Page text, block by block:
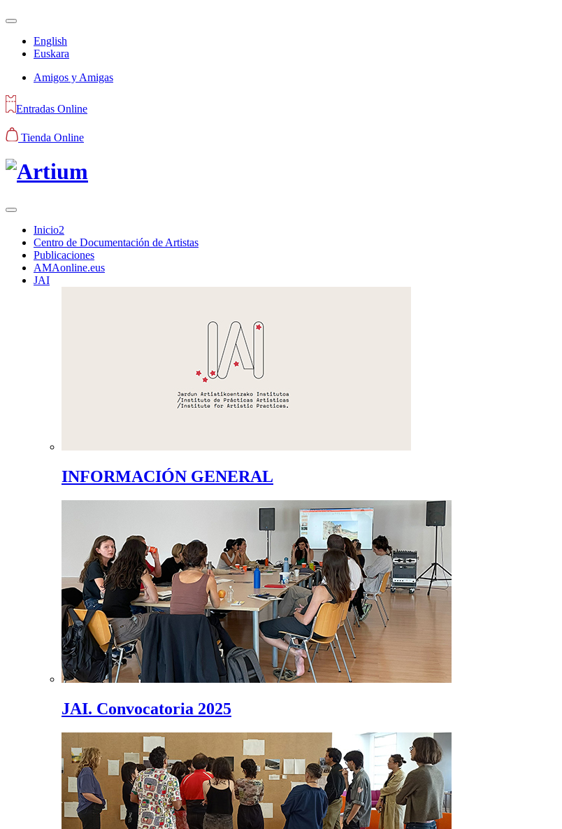
English
Euskara
Amigos y Amigas
Entradas Online
Tienda Online
Inicio2
Centro de Documentación de Artistas
Publicaciones
AMAonline.eus
JAI
INFORMACIÓN GENERAL
JAI. Convocatoria 2025